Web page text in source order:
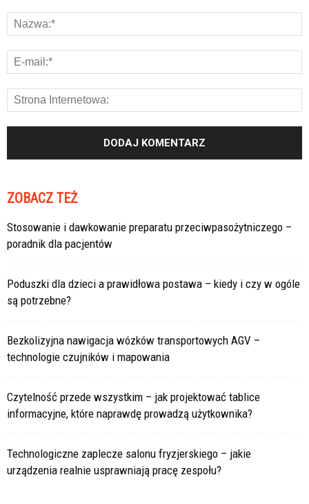
ZOBACZ TEŻ
Stosowanie i dawkowanie preparatu przeciwpasożytniczego –
poradnik dla pacjentów
Poduszki dla dzieci a prawidłowa postawa – kiedy i czy w ogóle
są potrzebne?
Bezkolizyjna nawigacja wózków transportowych AGV –
technologie czujników i mapowania
Czytelność przede wszystkim – jak projektować tablice
informacyjne, które naprawdę prowadzą użytkownika?
Technologiczne zaplecze salonu fryzjerskiego – jakie
urządzenia realnie usprawniają pracę zespołu?